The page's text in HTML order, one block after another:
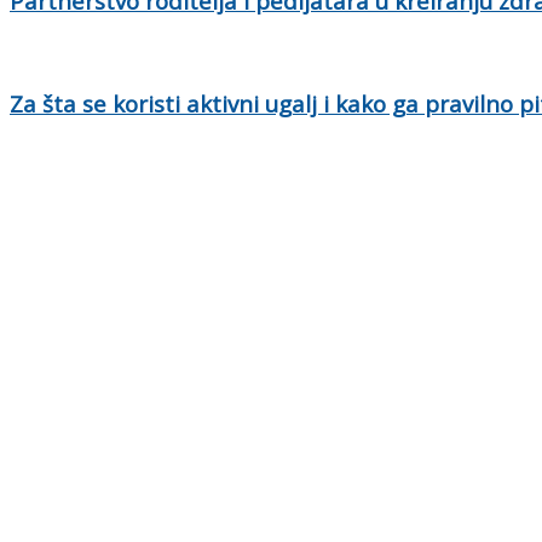
Za šta se koristi aktivni ugalj i kako ga pravilno